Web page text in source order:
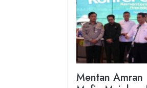
Mentan Amran